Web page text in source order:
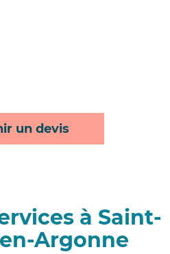
un devis
à Saint-
Argonne